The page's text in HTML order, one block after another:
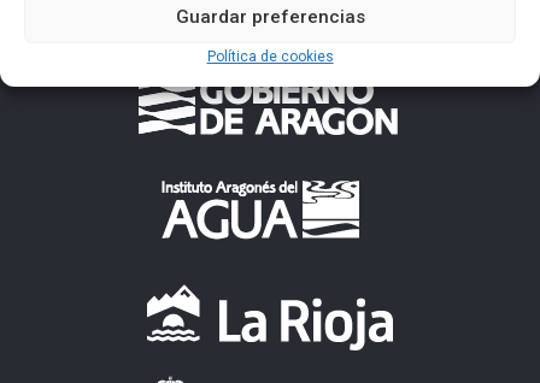
Guardar preferencias
Política de cookies